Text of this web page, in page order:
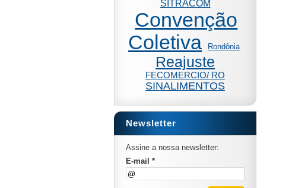
SITRACOM
Convenção
Coletiva
Rondônia
Reajuste
FECOMERCIO/ RO
SINALIMENTOS
Newsletter
Assine a nossa newsletter:
E-mail *